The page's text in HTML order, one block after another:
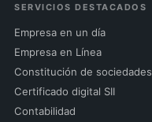
SERVICIOS DESTACADOS
Empresa en un día
Empresa en Línea
Constitución de sociedades
Certificado digital SII
Contabilidad